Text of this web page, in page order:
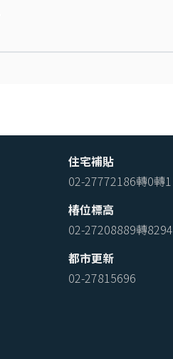
住宅補貼
02-27772186轉0轉1
椿位標高
02-27208889轉8294
都市更新
02-27815696